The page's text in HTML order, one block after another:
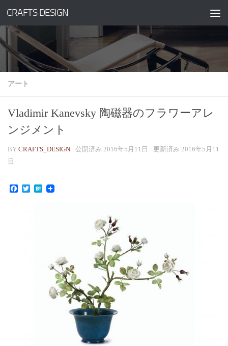
コンテンツへスキップ
CRAFTS DESIGN
アート
Vladimir Kanevsky 陶磁器のフラワーアレ
ンジメント
BY CRAFTS_DESIGN · 公開済み 2016年5月11日 · 更新済み 2016年5月11
日
Facebook
TwitterHatena